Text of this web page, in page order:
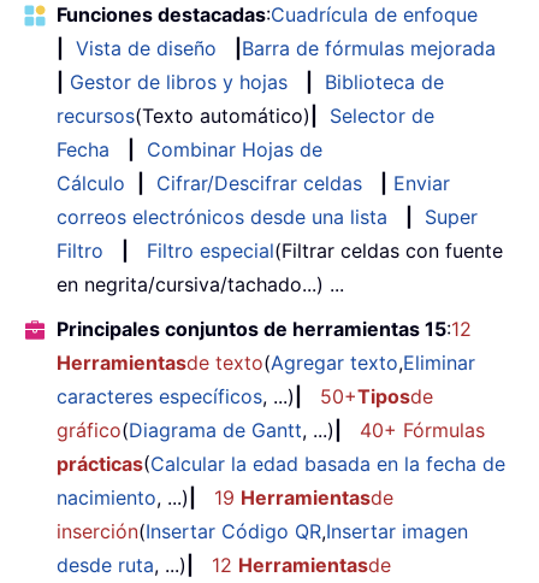
Funciones destacadas:Cuadrícula de enfoque
Vista de diseño
Barra de fórmulas mejorada
Gestor de libros y hojas
Biblioteca de
recursos(Texto automático)
Selector de
Fecha
Combinar Hojas de
Cálculo
Cifrar/Descifrar celdas
Enviar
correos electrónicos desde una lista
Super
Filtro
Filtro especial(Filtrar celdas con fuente
en negrita/cursiva/tachado...) ...
Principales conjuntos de herramientas 15:12
Herramientasde texto(Agregar texto,Eliminar
caracteres específicos, ...) 50+Tiposde
gráfico(Diagrama de Gantt, ...)
40+ Fórmulas
prácticas(Calcular la edad basada en la fecha de
nacimiento, ...) 19 Herramientasde
inserción(Insertar Código QR,Insertar imagen
desde ruta, ...) 12 Herramientasde